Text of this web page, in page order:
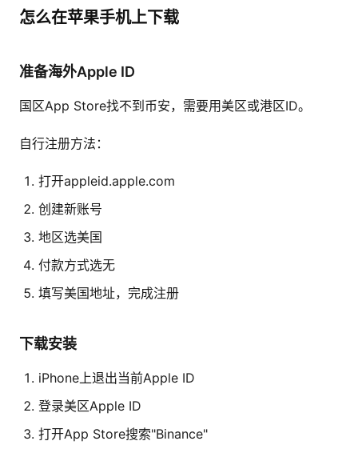
怎么在苹果手机上下载
准备海外Apple ID
国区App Store找不到币安，需要用美区或港区ID。
自行注册方法：
打开appleid.apple.com
创建新账号
地区选美国
付款方式选无
填写美国地址，完成注册
下载安装
iPhone上退出当前Apple ID
登录美区Apple ID
打开App Store搜索"Binance"